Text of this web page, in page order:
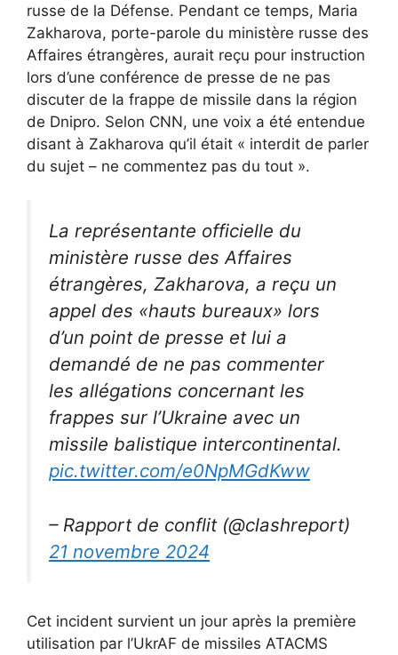
russe de la Défense. Pendant ce temps, Maria
Zakharova, porte-parole du ministère russe des
Affaires étrangères, aurait reçu pour instruction
lors d’une conférence de presse de ne pas
discuter de la frappe de missile dans la région
de Dnipro. Selon CNN, une voix a été entendue
disant à Zakharova qu’il était « interdit de parler
du sujet – ne commentez pas du tout ».
La représentante officielle du
ministère russe des Affaires
étrangères, Zakharova, a reçu un
appel des «hauts bureaux» lors
d’un point de presse et lui a
demandé de ne pas commenter
les allégations concernant les
frappes sur l’Ukraine avec un
missile balistique intercontinental.
pic.twitter.com/e0NpMGdKww
– Rapport de conflit (@clashreport)
21 novembre 2024
Cet incident survient un jour après la première
utilisation par l’UkrAF de missiles ATACMS